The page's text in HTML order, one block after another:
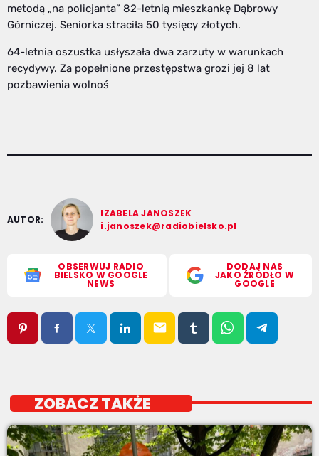
metodą „na policjanta” 82-letnią mieszkankę Dąbrowy
Górniczej. Seniorka straciła 50 tysięcy złotych.
64-letnia oszustka usłyszała dwa zarzuty w warunkach
recydywy. Za popełnione przestępstwa grozi jej 8 lat
pozbawienia wolnoś
AUTOR:
IZABELA JANOSZEK
i.janoszek@radiobielsko.pl
OBSERWUJ RADIO
BIELSKO W GOOGLE
NEWS
DODAJ NAS
JAKO ŹRÓDŁO W
GOOGLE
email
ZOBACZ TAKŻE